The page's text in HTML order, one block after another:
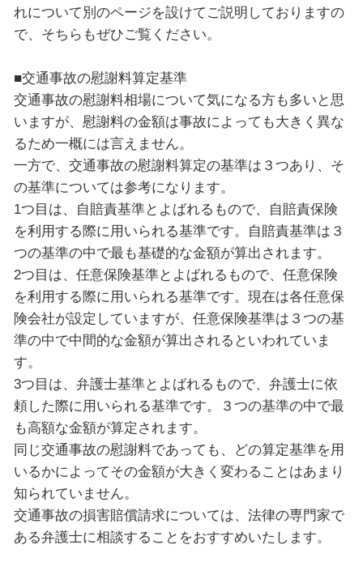
れについて別のページを設けてご説明しておりますの
で、そちらもぜひご覧ください。
■交通事故の慰謝料算定基準
交通事故の慰謝料相場について気になる方も多いと思
いますが、慰謝料の金額は事故によっても大きく異な
るため一概には言えません。
一方で、交通事故の慰謝料算定の基準は３つあり、そ
の基準については参考になります。
1つ目は、自賠責基準とよばれるもので、自賠責保険
を利用する際に用いられる基準です。自賠責基準は３
つの基準の中で最も基礎的な金額が算出されます。
2つ目は、任意保険基準とよばれるもので、任意保険
を利用する際に用いられる基準です。現在は各任意保
険会社が設定していますが、任意保険基準は３つの基
準の中で中間的な金額が算出されるといわれていま
す。
3つ目は、弁護士基準とよばれるもので、弁護士に依
頼した際に用いられる基準です。３つの基準の中で最
も高額な金額が算定されます。
同じ交通事故の慰謝料であっても、どの算定基準を用
いるかによってその金額が大きく変わることはあまり
知られていません。
交通事故の損害賠償請求については、法律の専門家で
ある弁護士に相談することをおすすめいたします。